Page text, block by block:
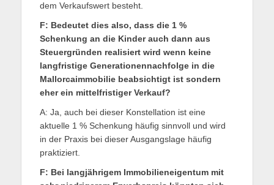
dem Verkaufswert besteht.
F: Bedeutet dies also, dass die 1 %
Schenkung an die Kinder auch dann aus
Steuergründen realisiert wird wenn keine
langfristige Generationennachfolge in die
Mallorcaimmobilie beabsichtigt ist sondern
eher ein mittelfristiger Verkauf?
A: Ja, auch bei dieser Konstellation ist eine
aktuelle 1 % Schenkung häufig sinnvoll und wird
in der Praxis bei dieser Ausgangslage häufig
praktiziert.
F: Bei langjährigem Immobilieneigentum mit